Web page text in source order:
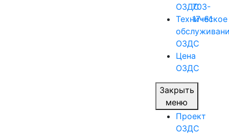
ОЗДС
Техническое
ОЗДС
Цена
ОЗДС
Закрыть
меню
Проект
ОЗДС
703-
17-61